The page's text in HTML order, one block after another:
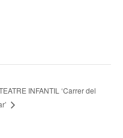
INFANTIL ‘Carrer del